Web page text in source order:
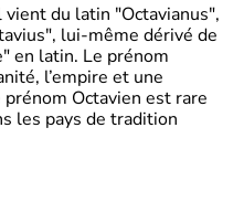
du latin "Octavianus",
lui-même dérivé de
en latin. Le prénom
l’empire et une
Octavien est rare
les pays de tradition